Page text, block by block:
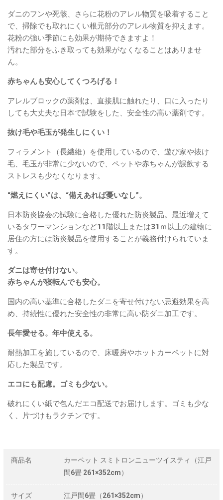
ダニのフンや死骸、さらに花粉のアレル物質を吸着すること
で、掃除でも取れにくい根元部分のアレル物質を抑えます。
花粉の強い季節にも効果が期待できますよ！
汚れた部分をふき取っても効果がなくなることはありませ
ん。
赤ちゃんも安心してくつろげる！
アレルブロックの薬剤は、直接肌に触れたり、口に入ったり
しても大丈夫な日本で試験をした、安全性の高い薬剤です。
抜け毛や毛玉が発生しにくい！
フィラメント（長繊維）を使用しているので、遊び家や抜け
毛、毛玉が非常に少ないので、ペットや赤ちゃんが誤飲する
ストレスも少なくなります。
“燃えにくい”は、“備えあれば憂いなし”。
日本防炎協会の試験に合格した優れた防炎製品。最近増えて
いるタワーマンションなど11階以上または31ｍ以上の建物に
居住の方には防炎製品を使用することが義務付けられていま
す。
ダニは寄せ付けない。
赤ちゃんが寝転んでも安心。
国内の高い基準に合格したダニを寄せ付けない忌避効果を高
め、持続性に優れた安全性の非常に高い防ダニ加工です。
長年愛せる。年中使える。
耐熱加工を施しているので、床暖房やホットカーペットに対
応した製品です。
エコにも配慮。ゴミも少ない。
破れにくい紙で包んだエコ配送でお届けします。ゴミも少な
く、片づけもラクチンです。
商品名
カーペット スミトロンニューツイスティ（江戸
間6畳 261×352cm）
サイズ 江戸間6畳（261×352cm）